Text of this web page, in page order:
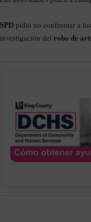
SPD pidió no confrontar a
investigación del robo de